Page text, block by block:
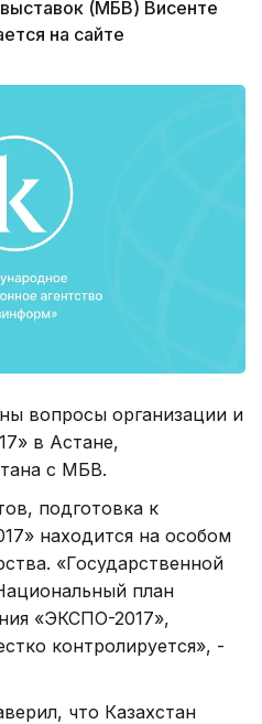
(МБВ) Висенте
на сайте
вопросы организации и
в Астане,
с МБВ.
подготовка к
находится на особом
«Государственной
план
«ЭКСПО-2017»,
контролируется», -
что Казахстан